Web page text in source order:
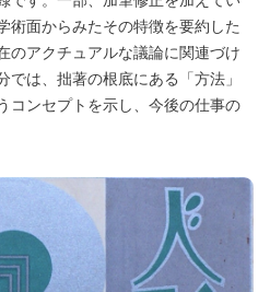
術面からみたその特徴を要約した
のアクチュアルな議論に関連づけ
は、拙著の根底にある「方法」
コンセプトを示し、今後の仕事の